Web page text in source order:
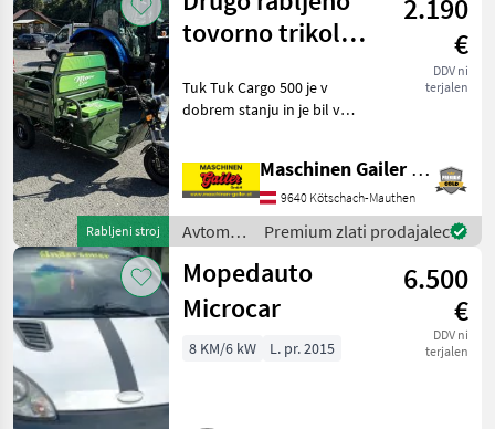
motorna
kolesa /
Sonstige
Rabljeni stroj
tovorno trikolo
2.190
€
DDV ni
terjalen
Tuk Tuk Cargo 500 je v
dobrem stanju in je bil v
prehoda na drugo napravo.
Električni pogon z dosegom
približno 3
Maschinen Gailer GmbH
9640 Kötschach-Mauthen
Avtomobili
in
motorna
kolesa /
Sonstige
Premium zlati prodajalec
Mopedauto
Microcar
6.500
€
DDV ni
terjalen
8 KM/6 kW L. pr. 2015